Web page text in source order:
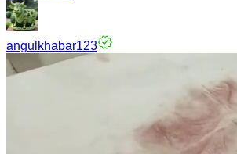
angulkhabar123